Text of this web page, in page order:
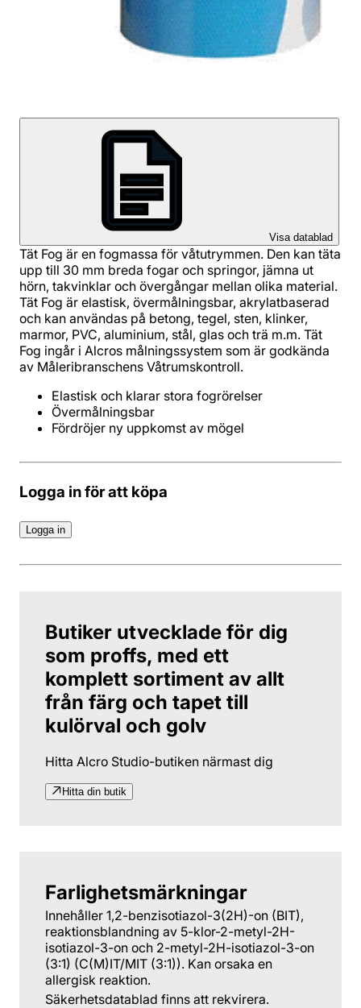
Visa datablad
Tät Fog är en fogmassa för våtutrymmen. Den kan täta
upp till 30 mm breda fogar och springor, jämna ut
hörn, takvinklar och övergångar mellan olika material.
Tät Fog är elastisk, övermålningsbar, akrylatbaserad
och kan användas på betong, tegel, sten, klinker,
marmor, PVC, aluminium, stål, glas och trä m.m. Tät
Fog ingår i Alcros målningssystem som är godkända
av Måleribranschens Våtrumskontroll.
Elastisk och klarar stora fogrörelser
Övermålningsbar
Fördröjer ny uppkomst av mögel
Logga in för att köpa
Logga in
Butiker utvecklade för dig
som proffs, med ett
komplett sortiment av allt
från färg och tapet till
kulörval och golv
Hitta Alcro Studio-butiken närmast dig
Hitta din butik
Farlighetsmärkningar
Innehåller 1,2-benzisotiazol-3(2H)-on (BIT),
reaktionsblandning av 5-klor-2-metyl-2H-
isotiazol-3-on och 2-metyl-2H-isotiazol-3-on
(3:1) (C(M)IT/MIT (3:1)). Kan orsaka en
allergisk reaktion.
Säkerhetsdatablad finns att rekvirera.